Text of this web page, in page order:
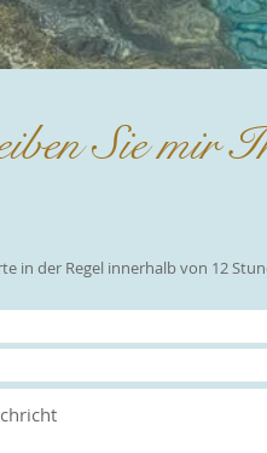
Sie mir
in der Regel innerhalb von 12